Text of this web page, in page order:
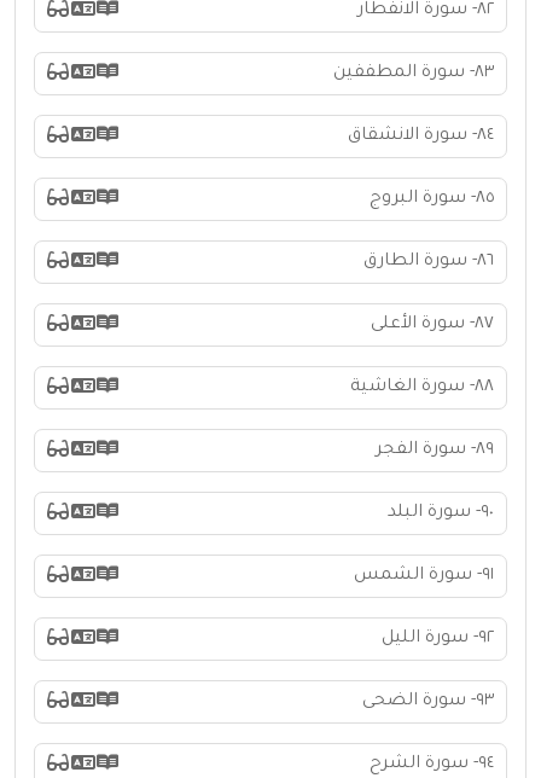
٨٢- سورة الانفطار
٨٣- سورة المطففين
٨٤- سورة الانشقاق
٨٥- سورة البروج
٨٦- سورة الطارق
٨٧- سورة الأعلى
٨٨- سورة الغاشية
٨٩- سورة الفجر
٩٠- سورة البلد
٩١- سورة الشمس
٩٢- سورة الليل
٩٣- سورة الضحى
٩٤- سورة الشرح